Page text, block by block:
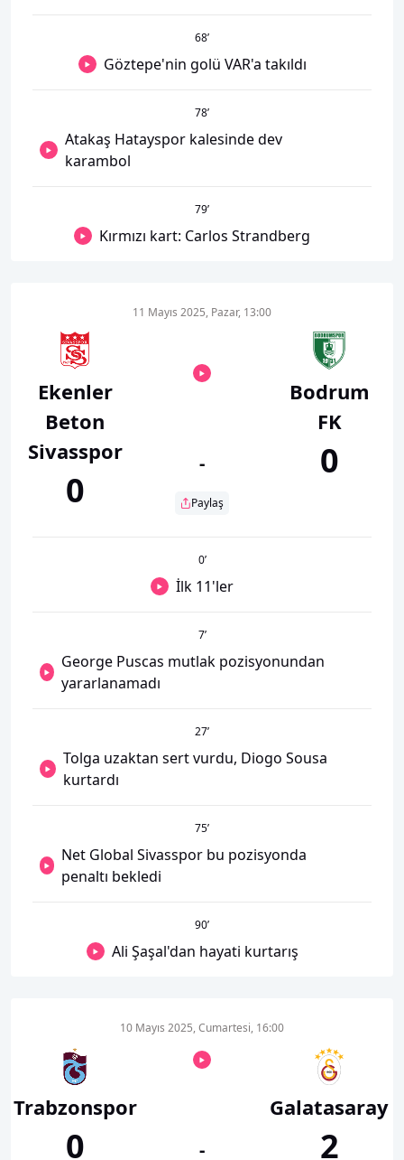
68’
Göztepe'nin golü VAR'a takıldı
78’
Atakaş Hatayspor kalesinde dev
karambol
79’
Kırmızı kart: Carlos Strandberg
Ekenler
Beton
Sivasspor
0
11 Mayıs 2025, Pazar, 13:00
-
Paylaş
Bodrum
FK
0
0’
İlk 11'ler
7’
George Puscas mutlak pozisyonundan
yararlanamadı
27’
Tolga uzaktan sert vurdu, Diogo Sousa
kurtardı
75’
Net Global Sivasspor bu pozisyonda
penaltı bekledi
90’
Ali Şaşal'dan hayati kurtarış
Trabzonspor
0
10 Mayıs 2025, Cumartesi, 16:00
-
Galatasaray
2